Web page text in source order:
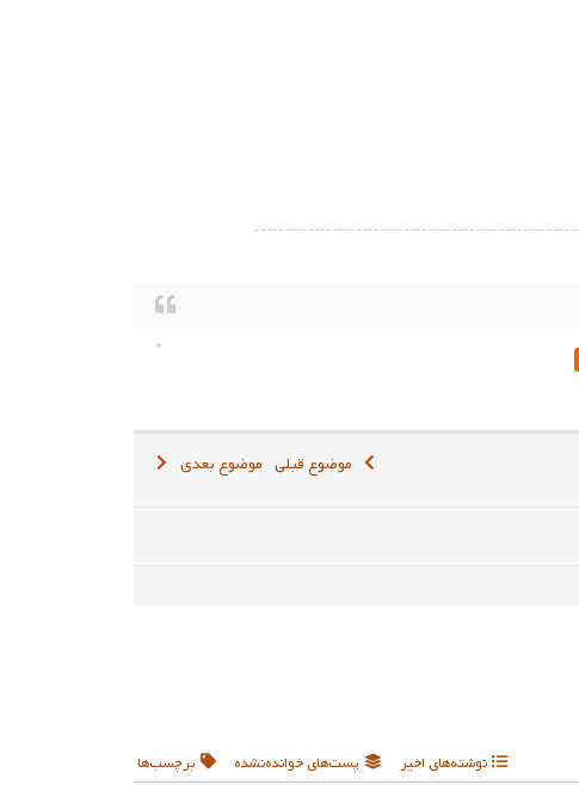
موضوع قبلی موضوع بعدی
نوشته‌های اخیر پست‌های خوانده‌نشده برچسب‌ها